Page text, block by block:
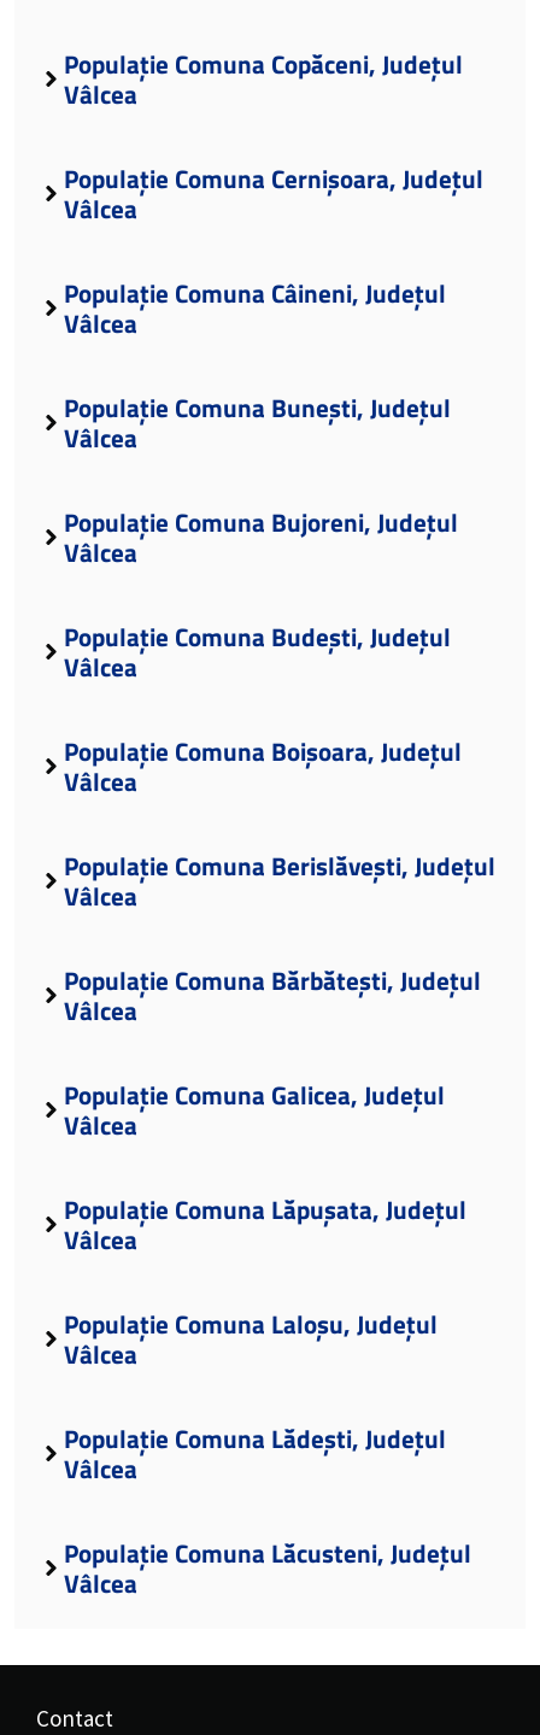
Populație Comuna Copăceni, Județul
Vâlcea
Populație Comuna Cernișoara, Județul
Vâlcea
Populație Comuna Câineni, Județul
Vâlcea
Populație Comuna Bunești, Județul
Vâlcea
Populație Comuna Bujoreni, Județul
Vâlcea
Populație Comuna Budești, Județul
Vâlcea
Populație Comuna Boișoara, Județul
Vâlcea
Populație Comuna Berislăvești, Județul
Vâlcea
Populație Comuna Bărbătești, Județul
Vâlcea
Populație Comuna Galicea, Județul
Vâlcea
Populație Comuna Lăpușata, Județul
Vâlcea
Populație Comuna Laloșu, Județul
Vâlcea
Populație Comuna Lădești, Județul
Vâlcea
Populație Comuna Lăcusteni, Județul
Vâlcea
Contact